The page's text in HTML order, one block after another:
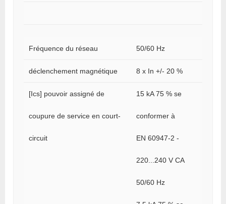
Fréquence du réseau 50/60 Hz
déclenchement magnétique 8 x In +/- 20 %
[Ics] pouvoir assigné de
coupure de service en court-
circuit
15 kA 75 % se
conformer à
EN 60947-2 -
220...240 V CA
50/60 Hz